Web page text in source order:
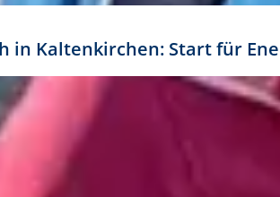
in Kaltenkirchen: Start für